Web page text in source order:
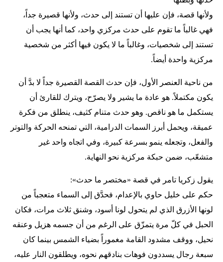
ولأنها قصة، فإن عليها أن تستند إلى حدث، ولأنها قصيرة جداً،
فهي غالباً ما تقوم على حدث مركزي واحد، كما أنها يجب أن
تستند إلى شخصيات، وغالباً ما لا يكون فيها أكثر من شخصية
مركزية واحدة أيضاً.
من ناحية العنصر الأول، فإن حدث القصة القصيرة جداً لا بدَّ أن
يكون مكتملاً. هو عادة ما يشير ولا يصرّح، ويترك للقارئ أن
يستكمل ما هو ناقص. وهو حدث متنام كثيف، ينطلق من فكرة
عميقة، ويحمل أبرز السمات الدرامية، التي تمنحه الحركة والتوتر
والفعل، وتجعله ينمو بسرعة كبيرة، وفي اتجاه واحد غير
متشعّب، ضمن حبكة مركزية نحو النهاية.
يقول زكريا تامر في قصة «مختصر ما حدث»:
حكم على خليل حاوي بالإعدام، فحدَّق إلى السماء متعجباً من
لونها الأزرق الذي لم يتحول لونا أسود، وشنق ثلاث مرات، فكان
الحبل في كلّ مرة يتمزّق على الرغم من أن جسمه هزيل وعنقه
نحيل، ووقف مشدود القامة مغموراً بضياء الشمس بينما كان
سبعة رجال يسددون فوهات بنادقهم نحوه، ويطلقون النار عليه،